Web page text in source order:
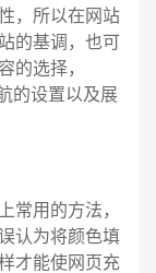
，所以在网站
的基调，也可
的选择，
的设置以及展
用的方法，
认为将颜色填
才能使网页充
微信号